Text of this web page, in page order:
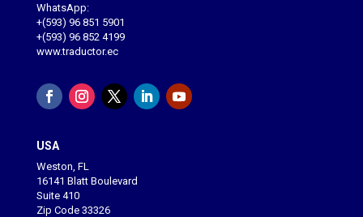
WhatsApp:
+(593) 96 851 5901
+(593) 96 852 4199
www.traductor.ec
USA
Weston, FL
16141 Blatt Boulevard
Suite 410
Zip Code 33326